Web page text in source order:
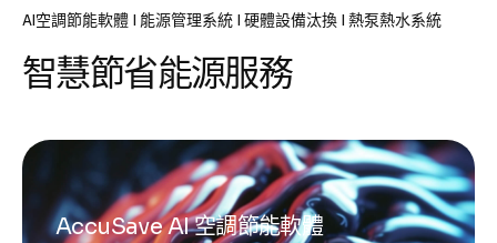
AI空調節能軟體 | 能源管理系統 | 硬體設備汰換 | 熱泵熱水系統
智慧節省能源服務
AccuSave AI 空調節能軟體